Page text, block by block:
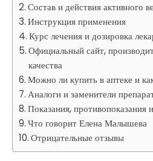
Состав и действия активного
Инструкция применения
Курс лечения и дозировка
Официальный сайт,
качества
Можно ли купить в аптеке и
Аналоги и заменители
Показания,
Что говорит Елена Малышева
Отрицательные отзывы